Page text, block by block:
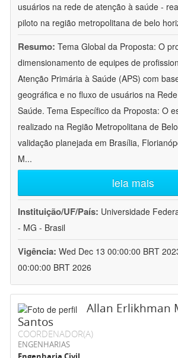
usuários na rede de atenção à saúde -
piloto na região metropolitana de belo
Resumo: Tema Global da Proposta: O
dimensionamento de equipes de
Atenção Primária à Saúde (APS) com
geográfica e no fluxo de usuários na
Saúde. Tema Específico da Proposta: O
realizado na Região Metropolitana de
validação planejada em Brasília,
M...
leia mais
Instituição/UF/País: Universidade
- MG - Brasil
Vigência: Wed Dec 13 00:00:00 BRT
00:00:00 BRT 2026
Allan Erlikhman
Santos
COORDENADOR(A)
ENGENHARIAS